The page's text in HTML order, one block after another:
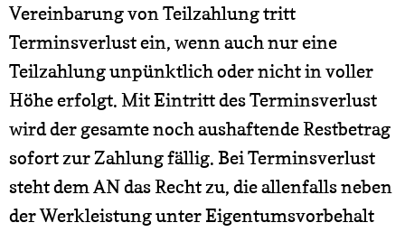
Vereinbarung von Teilzahlung tritt
Terminsverlust ein, wenn auch nur eine
Teilzahlung unpünktlich oder nicht in voller
Höhe erfolgt. Mit Eintritt des Terminsverlust
wird der gesamte noch aushaftende Restbetrag
sofort zur Zahlung fällig. Bei Terminsverlust
steht dem AN das Recht zu, die allenfalls neben
der Werkleistung unter Eigentumsvorbehalt